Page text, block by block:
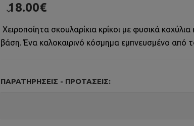
18.00€
Χειροποίητα σκουλαρίκια κρίκοι με φυσικά
βάση. Ένα καλοκαιρινό κόσμημα εμπνευσμένο από
ΠΑΡΑΤΗΡΉΣΕΙΣ - ΠΡΟΤΆΣΕΙΣ: